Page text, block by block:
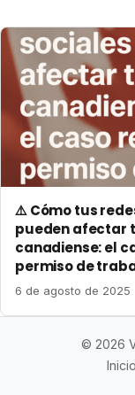
⚠️ Cómo tus
pueden afectar
canadiense: el
permiso de
6 de agosto de 2025
© 2026
Inicio